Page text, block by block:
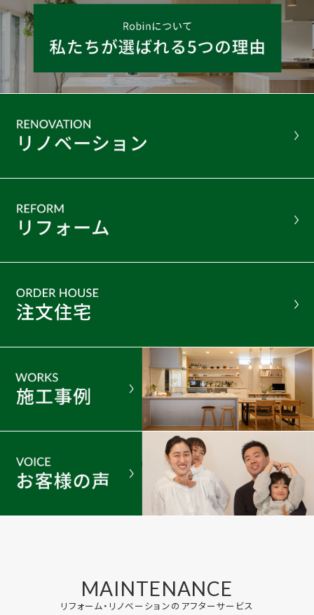
MAINTENANCE
リフォーム・リノベーションのアフターサービス